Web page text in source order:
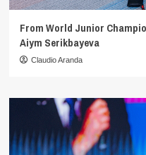
From World Junior
Aiym Serikbayeva
Claudio Aranda